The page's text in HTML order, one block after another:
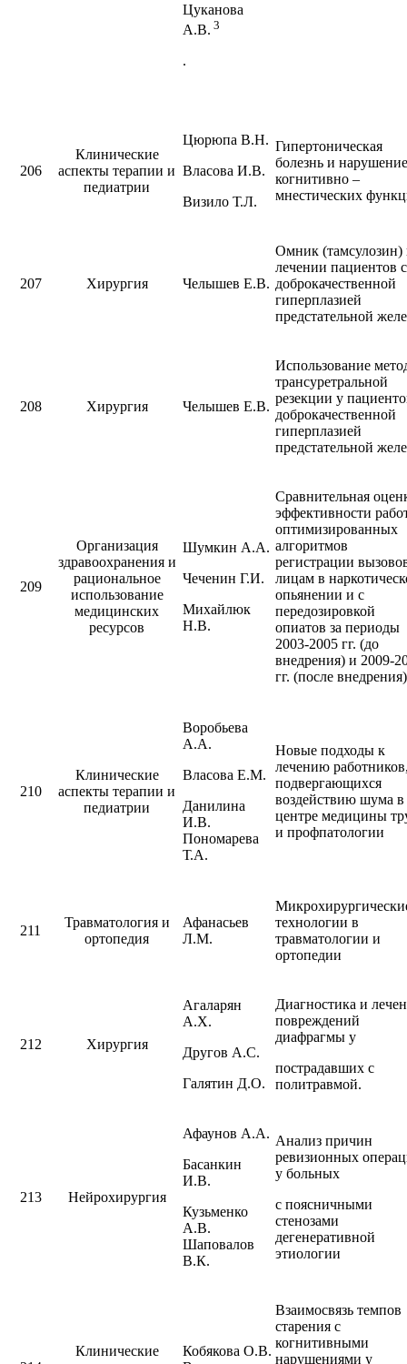
Цуканова
А.В. 3
.
206
Клинические
аспекты терапии и
педиатрии
Цюрюпа В.Н.
Власова И.В.
Визило Т.Л.
Гипертоническая
болезнь и нарушение
когнитивно –
мнестических
207 Хирургия Челышев Е.В.
Омник (тамсулозин)
лечении пациентов с
доброкачественной
гиперплазией
предстательной
208 Хирургия Челышев Е.В.
Использование
трансуретральной
резекции у
доброкачественной
гиперплазией
предстательной
209
Организация
здравоохранения и
рациональное
использование
медицинских
ресурсов
Шумкин А.А.
Чеченин Г.И.
Михайлюк
Н.В.
Сравнительная
эффективности
оптимизированных
алгоритмов
регистрации
лицам в
опьянении и с
передозировкой
опиатов за периоды
2003-2005 гг. (до
внедрения) и 2009-
гг. (после внедрения)
210
Клинические
аспекты терапии и
педиатрии
Воробьева
А.А.
Власова Е.М.
Данилина
И.В.
Пономарева
Т.А.
Новые подходы к
лечению
подвергающихся
воздействию шума в
центре медицины
и профпатологии
211
Травматология и
ортопедия
Афанасьев
Л.М.
технологии в
травматологии и
ортопедии
212 Хирургия
Агаларян
А.Х.
Другов А.С.
Галятин Д.О.
Диагностика и
повреждений
диафрагмы у
пострадавших с
политравмой.
213 Нейрохирургия
Афаунов А.А.
Басанкин
И.В.
Кузьменко
А.В.
Шаповалов
В.К.
Анализ причин
ревизионных
у больных
с поясничными
стенозами
дегенеративной
этиологии
Клинические
Кобякова О.В.
Взаимосвязь темпов
старения с
когнитивными
нарушениями у